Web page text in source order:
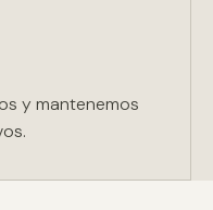
y mantenemos